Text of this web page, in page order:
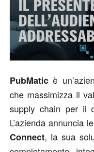
PubMatic è
che massimizza il
supply chain per il
L’azienda annuncia
Connect, la sua